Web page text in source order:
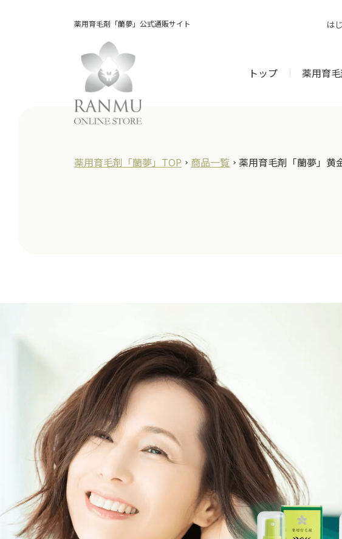
薬用育毛剤「蘭夢」公式通販サイト は
トップ 薬用育
薬用育毛剤「蘭夢」TOP 商品一覧 薬用育毛剤「蘭夢」黄